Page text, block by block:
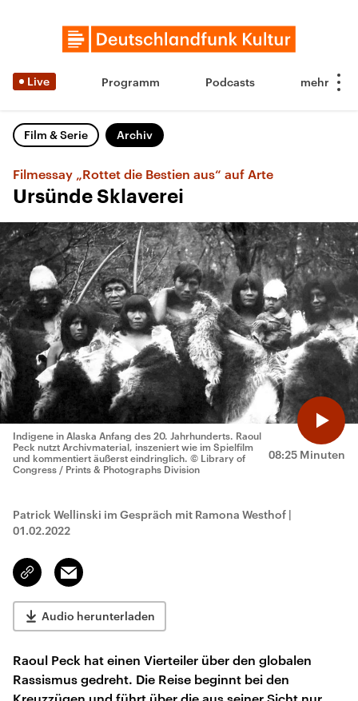
Live Programm Podcasts
Film & Serie Archiv
Filmessay „Rottet die Bestien aus“ auf Arte
Ursünde Sklaverei
08:25 Minuten
Indigene in Alaska Anfang des 20. Jahrhunderts. Raoul
Peck nutzt Archivmaterial, inszeniert wie im Spielfilm
und kommentiert äußerst eindringlich. © Library of
Congress / Prints & Photographs Division
Patrick Wellinski im Gespräch mit Ramona Westhof |
01.02.2022
Link
kopieren/teilen
Email
Audio herunterladen
Raoul Peck hat einen Vierteiler über den globalen
Rassismus gedreht. Die Reise beginnt bei den